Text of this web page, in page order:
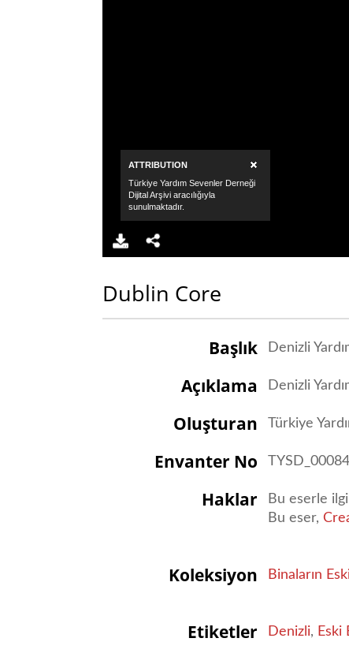
Dublin Core
Başlık Denizli
Açıklama Denizli
Oluşturan Türkiye
Envanter No
Haklar
Bu eserle
Bu eser,
Koleksiyon Binaların
Etiketler Denizli, Eski